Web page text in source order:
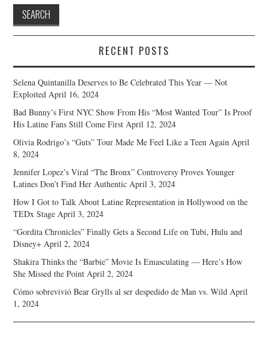
RECENT POSTS
Selena Quintanilla Deserves to Be Celebrated This Year — Not
Exploited April 16, 2024
Bad Bunny’s First NYC Show From His “Most Wanted Tour” Is Proof
His Latine Fans Still Come First April 12, 2024
Olivia Rodrigo’s “Guts” Tour Made Me Feel Like a Teen Again April
8, 2024
Jennifer Lopez’s Viral “The Bronx” Controversy Proves Younger
Latines Don’t Find Her Authentic April 3, 2024
How I Got to Talk About Latine Representation in Hollywood on the
TEDx Stage April 3, 2024
“Gordita Chronicles” Finally Gets a Second Life on Tubi, Hulu and
Disney+ April 2, 2024
Shakira Thinks the “Barbie” Movie Is Emasculating — Here’s How
She Missed the Point April 2, 2024
Cómo sobrevivió Bear Grylls al ser despedido de Man vs. Wild April
1, 2024